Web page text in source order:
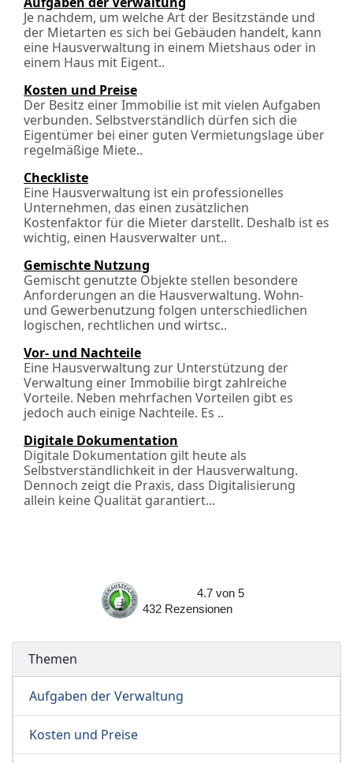
Je nachdem, um welche Art der Besitzstände und
der Mietarten es sich bei Gebäuden handelt, kann
eine Hausverwaltung in einem Mietshaus oder in
einem Haus mit Eigen­t..
Kosten und Preise
Der Besitz einer Immobilie ist mit vielen Aufgaben
verbunden. Selbstverständlich dürfen sich die
Eigentümer bei einer guten Vermietungslage über
regelmäßige Miete..
Checkliste
Eine Hausverwaltung ist ein professionelles
Unternehmen, das einen zusätzlichen
Kostenfaktor für die Mieter darstellt. Deshalb ist es
wichtig, einen Hausverwalter unt..
Gemischte Nutzung
Gemischt genutzte Objekte stellen besondere
Anforderungen an die Hausverwaltung. Wohn-
und Gewerbenutzung folgen unterschiedlichen
logischen, rechtlichen und wirt­sc..
Vor- und Nachteile
Eine Hausverwaltung zur Unterstützung der
Verwaltung einer Immobilie birgt zahlreiche
Vorteile. Neben mehrfachen Vorteilen gibt es
jedoch auch einige Nachteile. Es ..
Digitale Dokumentation
Digitale Dokumentation gilt heute als
Selbstverständlichkeit in der Hausverwaltung.
Dennoch zeigt die Praxis, dass Digitalisierung
allein keine Qualität garantiert...
4.7 von 5
432
Rezensionen
Themen
Aufgaben der Verwaltung
Kosten und Preise